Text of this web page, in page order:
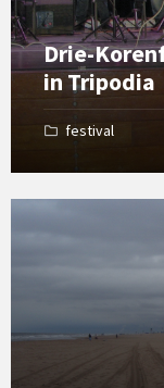
Drie-
in Tripodia
festival